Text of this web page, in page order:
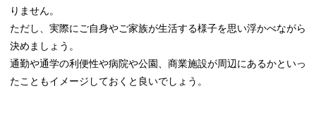
りません。
ただし、実際にご自身やご家族が生活する様子を思い浮かべながら
決めましょう。
通勤や通学の利便性や病院や公園、商業施設が周辺にあるかといっ
たこともイメージしておくと良いでしょう。